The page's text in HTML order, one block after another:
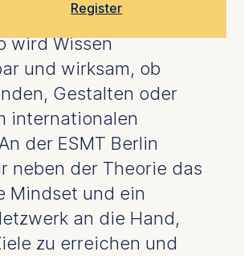
Register
Forschung
wird Wissen
und wirksam, ob
Gestalten oder
internationalen
der ESMT Berlin
neben der Theorie das
Mindset und ein
an die Hand,
zu erreichen und